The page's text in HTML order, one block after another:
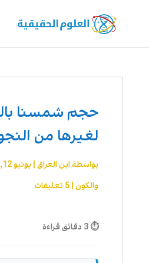
حجم شمسنا
لغيرها من
بواسطةابن العراق| يونيو 12, 2012
والكون| 5 تعليقات
⏱ 3 دقائق قراءة